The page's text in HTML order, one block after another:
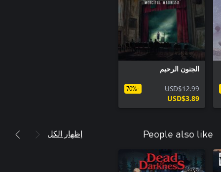
الجنون الرحيم
USD$12.99
USD$3.89
-70%
People also like إظهار الكل